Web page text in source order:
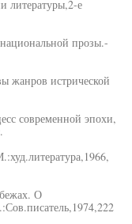
литературы,2-е
прозы.-
жанров истрической
современной эпохи,
О